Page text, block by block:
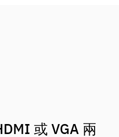
或 VGA 兩